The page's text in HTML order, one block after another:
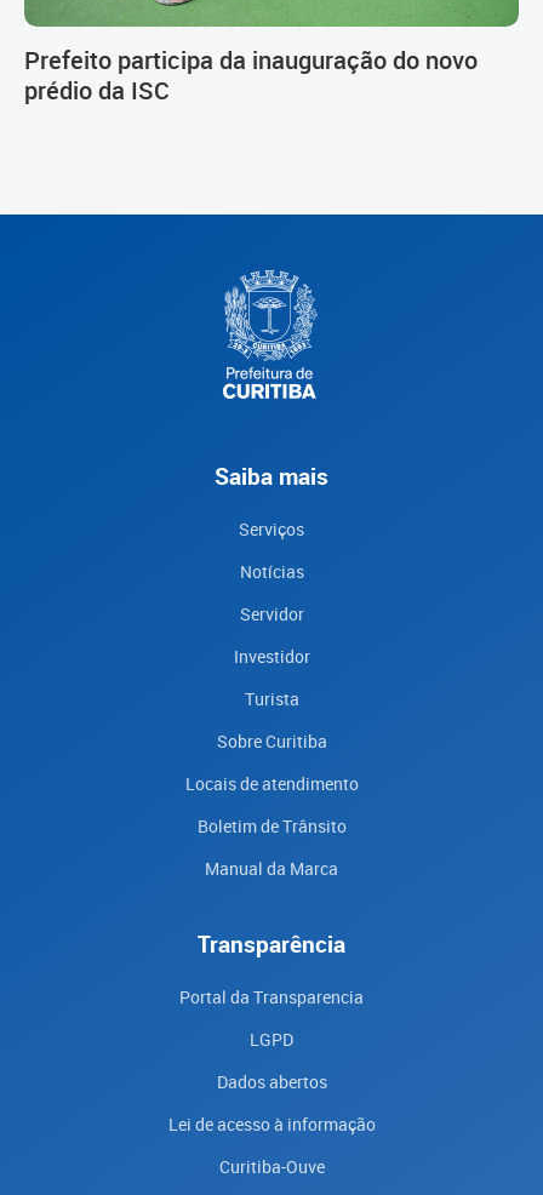
Prefeito participa da inauguração do novo
prédio da ISC
Saiba mais
Serviços
Notícias
Servidor
Investidor
Turista
Sobre Curitiba
Locais de atendimento
Boletim de Trânsito
Manual da Marca
Transparência
Portal da Transparencia
LGPD
Dados abertos
Lei de acesso à informação
Curitiba-Ouve